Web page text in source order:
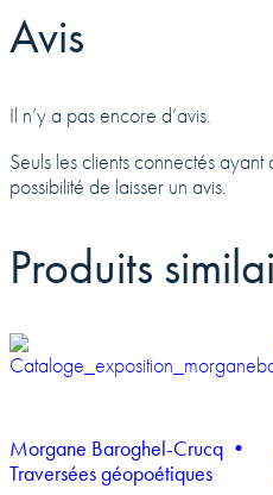
Avis
Il n’y a pas encore d’avis.
Seuls les clients connectés
possibilité de laisser un avis.
Produits
Morgane Baroghel-Crucq •
Traversées géopoétiques